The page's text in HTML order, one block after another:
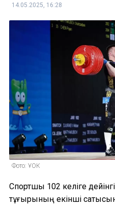
14.05.2025, 16:28
Фото: ҰОК
Спортшы 102 келіге
тұғырының екінші